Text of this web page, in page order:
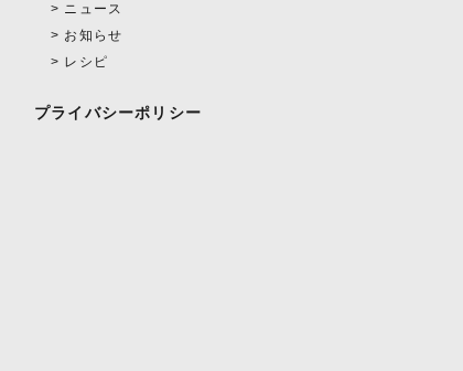
ニュース
お知らせ
レシピ
プライバシーポリシー